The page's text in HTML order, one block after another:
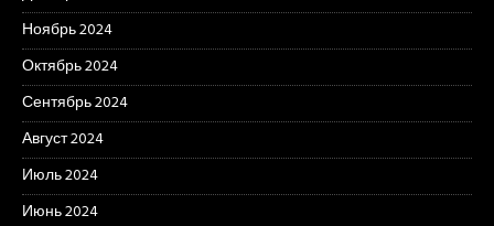
Ноябрь 2024
Октябрь 2024
Сентябрь 2024
Август 2024
Июль 2024
Июнь 2024